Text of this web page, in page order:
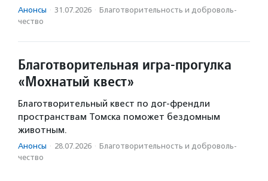
Анонсы · 31.07.2026 · Благотвори­тель­ность и доброволь­
чест­во
Благотворительная игра-прогулка
«Мохнатый квест»
Благотворительный квест по дог-френдли
пространствам Томска поможет бездомным
животным.
Анонсы · 28.07.2026 · Благотвори­тель­ность и доброволь­
чест­во